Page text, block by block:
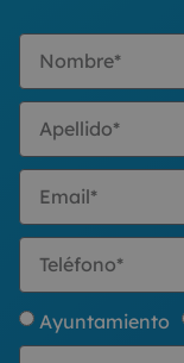
Ayuntamiento